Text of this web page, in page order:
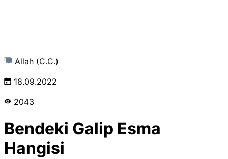
Allah (C.C.)
18.09.2022
2043
Bendeki Galip Esma
Hangisi